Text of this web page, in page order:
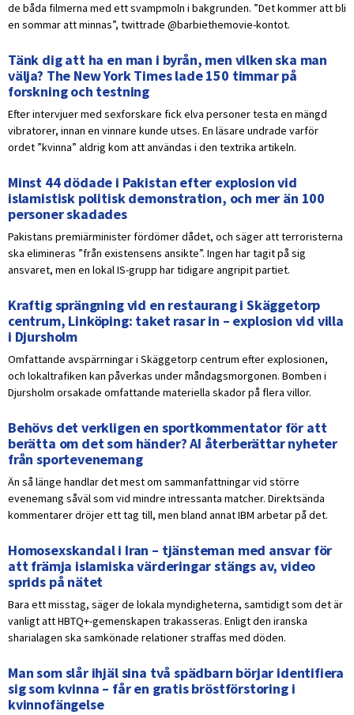
de båda filmerna med ett svampmoln i bakgrunden. ”Det kommer att bli
en sommar att minnas”, twittrade @barbiethemovie-kontot.
Tänk dig att ha en man i byrån, men vilken ska man
välja? The New York Times lade 150 timmar på
forskning och testning
Efter intervjuer med sexforskare fick elva personer testa en mängd
vibratorer, innan en vinnare kunde utses. En läsare undrade varför
ordet ”kvinna” aldrig kom att användas i den textrika artikeln.
Minst 44 dödade i Pakistan efter explosion vid
islamistisk politisk demonstration, och mer än 100
personer skadades
Pakistans premiärminister fördömer dådet, och säger att terroristerna
ska elimineras ”från existensens ansikte”. Ingen har tagit på sig
ansvaret, men en lokal IS-grupp har tidigare angripit partiet.
Kraftig sprängning vid en restaurang i Skäggetorp
centrum, Linköping: taket rasar in – explosion vid villa
i Djursholm
Omfattande avspärrningar i Skäggetorp centrum efter explosionen,
och lokaltrafiken kan påverkas under måndagsmorgonen. Bomben i
Djursholm orsakade omfattande materiella skador på flera villor.
Behövs det verkligen en sportkommentator för att
berätta om det som händer? AI återberättar nyheter
från sportevenemang
Än så länge handlar det mest om sammanfattningar vid större
evenemang såväl som vid mindre intressanta matcher. Direktsända
kommentarer dröjer ett tag till, men bland annat IBM arbetar på det.
Homosexskandal i Iran – tjänsteman med ansvar för
att främja islamiska värderingar stängs av, video
sprids på nätet
Bara ett misstag, säger de lokala myndigheterna, samtidigt som det är
vanligt att HBTQ+-gemenskapen trakasseras. Enligt den iranska
sharialagen ska samkönade relationer straffas med döden.
Man som slår ihjäl sina två spädbarn börjar identifiera
sig som kvinna – får en gratis bröstförstoring i
kvinnofängelse